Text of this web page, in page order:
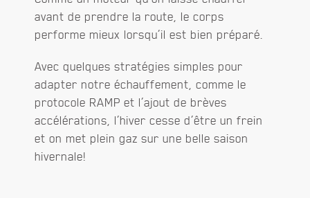
avant de prendre la route, le corps
performe mieux lorsqu’il est bien préparé.
Avec quelques stratégies simples pour
adapter notre échauffement, comme le
protocole RAMP et l’ajout de brèves
accélérations, l’hiver cesse d’être un frein
et on met plein gaz sur une belle saison
hivernale!